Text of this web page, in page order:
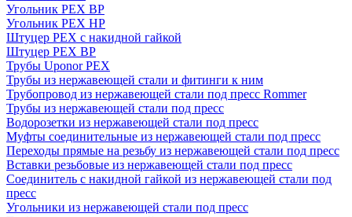
Угольник PEX ВР
Угольник PEX НР
Штуцер PEX c накидной гайкой
Штуцер PEX ВР
Трубы Uponor PEX
Трубы из нержавеющей стали и фитинги к ним
Трубопровод из нержавеющей стали под пресс Rommer
Трубы из нержавеющей стали под пресс
Водорозетки из нержавеющей стали под пресс
Муфты соединительные из нержавеющей стали под пресс
Переходы прямые на резьбу из нержавеющей стали под пресс
Вставки резьбовые из нержавеющей стали под пресс
Соединитель с накидной гайкой из нержавеющей стали под
пресс
Угольники из нержавеющей стали под пресс